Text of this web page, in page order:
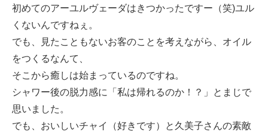
初めてのアーユルヴェーダはきつかったですー（笑)ユル
くないんですねぇ。
でも、見たこともないお客のことを考えながら、オイル
をつくるなんて、
そこから癒しは始まっているのですね。
シャワー後の脱力感に「私は帰れるのか！？」とまじで
思いました。
でも、おいしいチャイ（好きです）と久美子さんの素敵